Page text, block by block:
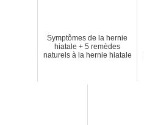
Symptômes de la hernie
hiatale + 5 remèdes
naturels à la hernie hiatale